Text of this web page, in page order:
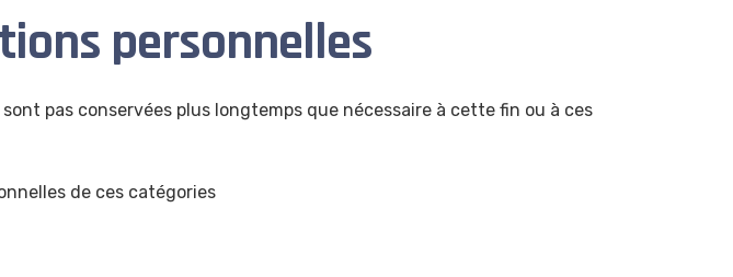
personnelles
pas conservées plus longtemps que nécessaire à cette fin ou à ces
de ces catégories